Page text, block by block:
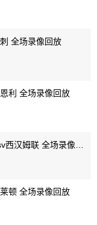
全场录像回放
利 全场录像回放
顿 全场录像回放